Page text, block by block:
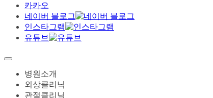
카카오
네이버 블로그
인스타그램
유튜브
병원소개
외상클리닉
관절클리닉